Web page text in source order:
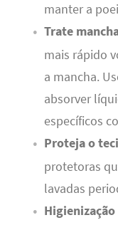
manter a
Trate
mais rápido
a mancha.
absorver
específicos
Proteja o
protetoras
lavadas